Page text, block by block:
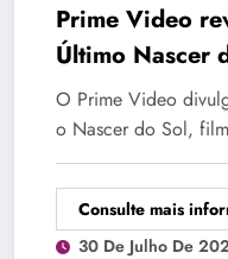
Prime Video
Último Nascer
inspirado em
O Prime Video
o Nascer do Sol,
Consulte mais
30 De Julho De